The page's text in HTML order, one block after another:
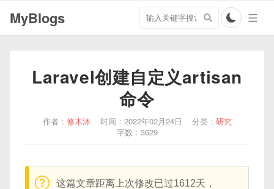
MyBlogs
搜
关
Laravel创建自定义artisan
命令
作者： 修木沐 时间：2022年02月24日 分类： 研究
字数：3629
warning:
这篇文章距离上次修改已过1612天，